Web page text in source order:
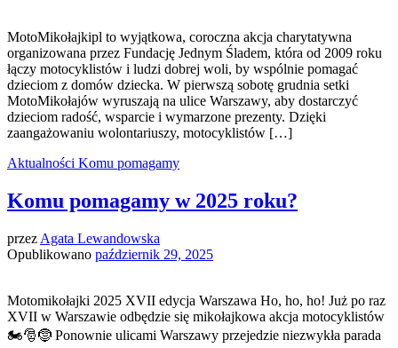
MotoMikołajkipl to wyjątkowa, coroczna akcja charytatywna
organizowana przez Fundację Jednym Śladem, która od 2009 roku
łączy motocyklistów i ludzi dobrej woli, by wspólnie pomagać
dzieciom z domów dziecka. W pierwszą sobotę grudnia setki
MotoMikołajów wyruszają na ulice Warszawy, aby dostarczyć
dzieciom radość, wsparcie i wymarzone prezenty. Dzięki
zaangażowaniu wolontariuszy, motocyklistów […]
Aktualności Komu pomagamy
Komu pomagamy w 2025 roku?
przez Agata Lewandowska
Opublikowano październik 29, 2025
Motomikołajki 2025 XVII edycja Warszawa Ho, ho, ho! Już po raz
XVII w Warszawie odbędzie się mikołajkowa akcja motocyklistów
🏍️🎅🤶 Ponownie ulicami Warszawy przejedzie niezwykła parada